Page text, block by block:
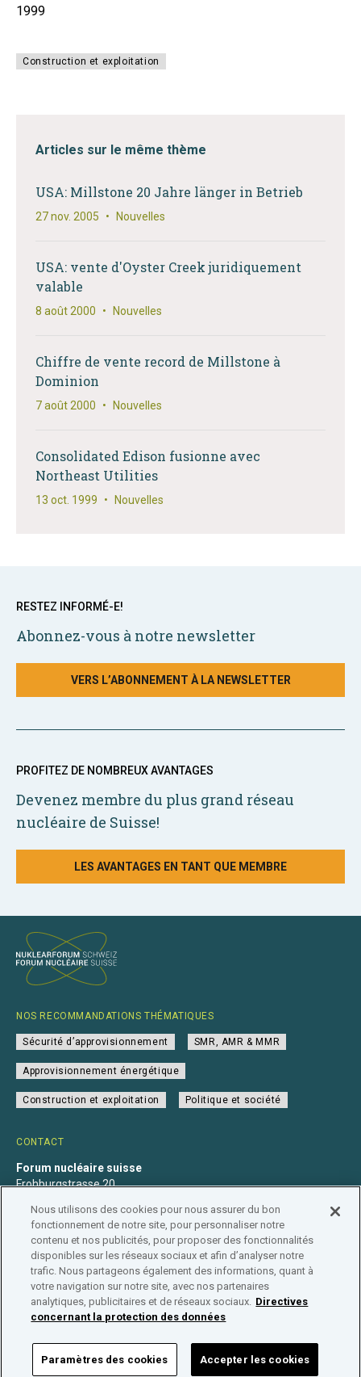
1999
Construction et exploitation
Articles sur le même thème
USA: Millstone 20 Jahre länger in Betrieb
27 nov. 2005 • Nouvelles
USA: vente d'Oyster Creek juridiquement
valable
8 août 2000 • Nouvelles
Chiffre de vente record de Millstone à
Dominion
7 août 2000 • Nouvelles
Consolidated Edison fusionne avec
Northeast Utilities
13 oct. 1999 • Nouvelles
RESTEZ INFORMÉ-E!
Abonnez-vous à notre newsletter
VERS L’ABONNEMENT À LA NEWSLETTER
PROFITEZ DE NOMBREUX AVANTAGES
Devenez membre du plus grand réseau
nucléaire de Suisse!
LES AVANTAGES EN TANT QUE MEMBRE
CONTACT
Forum nucléaire suisse
Frohburgstrasse 20
+41 31 560 36 50
info@nuklearforum.ch
NOS RECOMMANDATIONS THÉMATIQUES
Sécurité d’approvisionnement SMR, AMR & MMR
Approvisionnement énergétique
Construction et exploitation Politique et société
Déclaration de confidentialité Impressum Affiliation
Répertoire des entreprises
Nous utilisons des cookies pour nous assurer du bon
fonctionnement de notre site, pour personnaliser notre
contenu et nos publicités, pour proposer des fonctionnalités
disponibles sur les réseaux sociaux et afin d’analyser notre
trafic. Nous partageons également des informations, quant à
votre navigation sur notre site, avec nos partenaires
analytiques, publicitaires et de réseaux sociaux. Directives
concernant la protection des données
Paramètres des cookies Accepter les cookies